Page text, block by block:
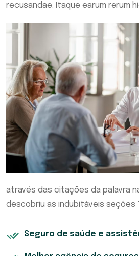
recusandae. Itaque earum rerum
através das citações da palavra
descobriu as indubitáveis seções
Seguro de saúde e